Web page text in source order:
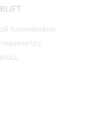
планировки: